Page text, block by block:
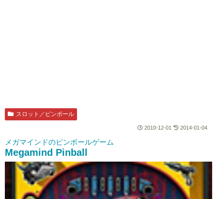
スロット／ピンボール
2010-12-01 2014-01-04
メガマインドのピンボールゲーム
Megamind Pinball